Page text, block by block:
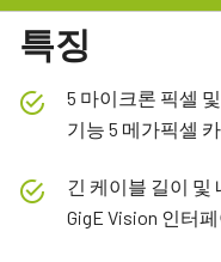
특징
5 마이크론 픽셀
기능 5 메가픽셀
긴 케이블 길이 및
GigE Vision 인터